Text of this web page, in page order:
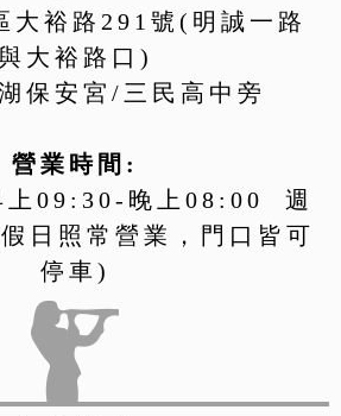
大裕路291號(明誠一路
大裕路口)
保安宮/三民高中旁
營業時間:
上09:30-晚上08:00 週
日照常營業，門口皆可
停車)